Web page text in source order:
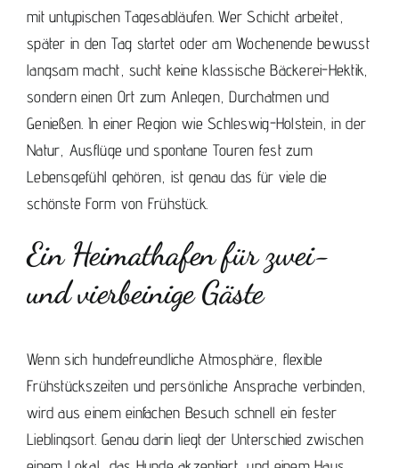
mit untypischen Tagesabläufen. Wer Schicht arbeitet,
später in den Tag startet oder am Wochenende bewusst
langsam macht, sucht keine klassische Bäckerei-Hektik,
sondern einen Ort zum Anlegen, Durchatmen und
Genießen. In einer Region wie Schleswig-Holstein, in der
Natur, Ausflüge und spontane Touren fest zum
Lebensgefühl gehören, ist genau das für viele die
schönste Form von Frühstück.
Ein Heimathafen für zwei-
und vierbeinige Gäste
Wenn sich hundefreundliche Atmosphäre, flexible
Frühstückszeiten und persönliche Ansprache verbinden,
wird aus einem einfachen Besuch schnell ein fester
Lieblingsort. Genau darin liegt der Unterschied zwischen